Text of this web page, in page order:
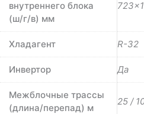
внутреннего блока
(ш/г/в) мм
Хладагент R-32
Инвертор Да
Межблочные трассы
(длина/перепад) м
25 /